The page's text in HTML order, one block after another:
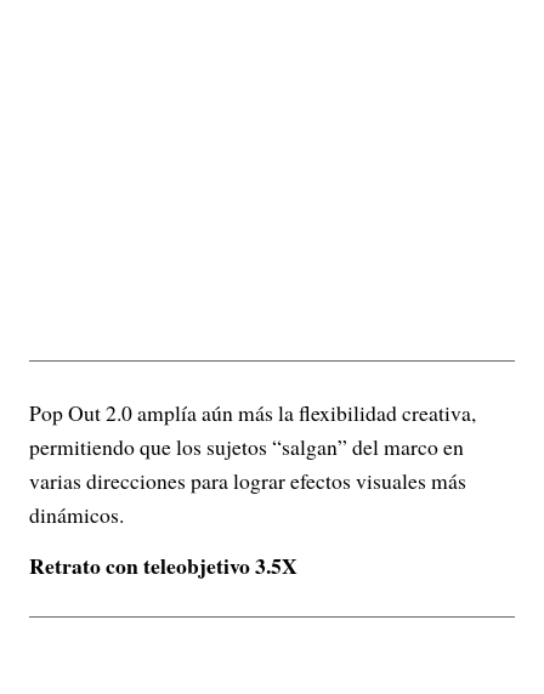
Pop Out 2.0 amplía aún más la flexibilidad creativa,
permitiendo que los sujetos “salgan” del marco en
varias direcciones para lograr efectos visuales más
dinámicos.
Retrato con teleobjetivo 3.5X